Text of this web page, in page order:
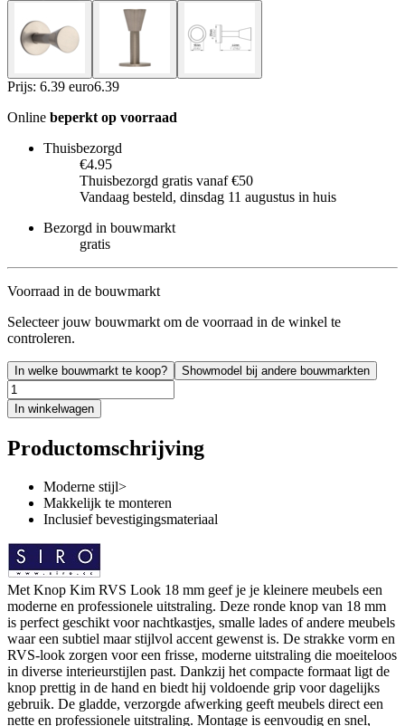
Prijs: 6.39 euro6.39
Online beperkt op voorraad
Thuisbezorgd
€4.95
Thuisbezorgd gratis vanaf €50
Vandaag besteld, dinsdag 11 augustus in huis
Bezorgd in bouwmarkt
gratis
Voorraad in de bouwmarkt
Selecteer jouw bouwmarkt om de voorraad in de winkel te
controleren.
In welke bouwmarkt te koop? Showmodel bij andere bouwmarkten
In winkelwagen
Productomschrijving
Moderne stijl>
Makkelijk te monteren
Inclusief bevestigingsmateriaal
Met Knop Kim RVS Look 18 mm geef je je kleinere meubels een
moderne en professionele uitstraling. Deze ronde knop van 18 mm
is perfect geschikt voor nachtkastjes, smalle lades of andere meubels
waar een subtiel maar stijlvol accent gewenst is. De strakke vorm en
RVS-look zorgen voor een frisse, moderne uitstraling die moeiteloos
in diverse interieurstijlen past. Dankzij het compacte formaat ligt de
knop prettig in de hand en biedt hij voldoende grip voor dagelijks
gebruik. De gladde, verzorgde afwerking geeft meubels direct een
nette en professionele uitstraling. Montage is eenvoudig en snel,